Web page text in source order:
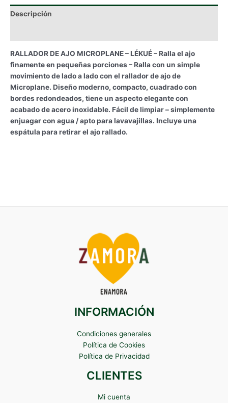
Descripción
RALLADOR DE AJO MICROPLANE – LÉKUÉ – Ralla el ajo
finamente en pequeñas porciones – Ralla con un simple
movimiento de lado a lado con el rallador de ajo de
Microplane. Diseño moderno, compacto, cuadrado con
bordes redondeados, tiene un aspecto elegante con
acabado de acero inoxidable. Fácil de limpiar – simplemente
enjuagar con agua / apto para lavavajillas. Incluye una
espátula para retirar el ajo rallado.
INFORMACIÓN
Condiciones generales
Política de Cookies
Política de Privacidad
CLIENTES
Mi cuenta